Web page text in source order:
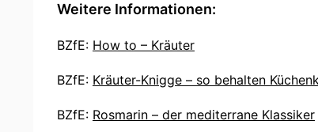
Weitere Informationen:
BZfE: How to – Kräuter
BZfE: Kräuter-Knigge – so behalten
BZfE: Rosmarin – der mediterrane Klassiker